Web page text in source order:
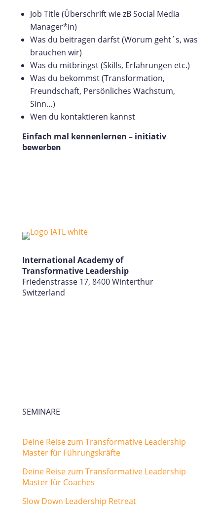
Job Title (Überschrift wie zB Social Media
Manager*in)
Was du beitragen darfst (Worum geht´s, was
brauchen wir)
Was du mitbringst (Skills, Erfahrungen etc.)
Was du bekommst (Transformation,
Freundschaft, Persönliches Wachstum,
Sinn…)
Wen du kontaktieren kannst
Einfach mal kennenlernen – initiativ
bewerben
International Academy of
Transformative Leadership
Friedenstrasse 17, 8400 Winterthur
Switzerland
SEMINARE
Deine Reise zum Transformative Leadership
Master für Führungskräfte
Deine Reise zum Transformative Leadership
Master für Coaches
Slow Down Leadership Retreat